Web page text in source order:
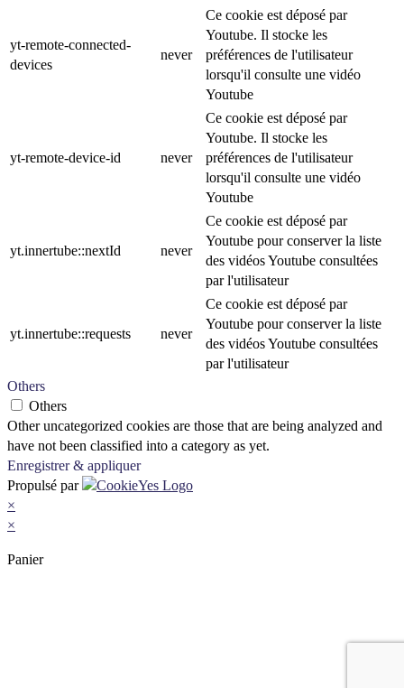
yt-remote-connected-
devices
never
Ce cookie est déposé par
Youtube. Il stocke les
préférences de l'utilisateur
lorsqu'il consulte une vidéo
Youtube
yt-remote-device-id never
Ce cookie est déposé par
Youtube. Il stocke les
préférences de l'utilisateur
lorsqu'il consulte une vidéo
Youtube
yt.innertube::nextId never
Ce cookie est déposé par
Youtube pour conserver la liste
des vidéos Youtube consultées
par l'utilisateur
yt.innertube::requests never
Ce cookie est déposé par
Youtube pour conserver la liste
des vidéos Youtube consultées
par l'utilisateur
Others
Others
Other uncategorized cookies are those that are being analyzed and
have not been classified into a category as yet.
Enregistrer & appliquer
Propulsé par
×
×
Panier